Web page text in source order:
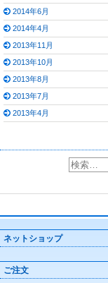
2014年6月
2014年4月
2013年11月
2013年10月
2013年8月
2013年7月
2013年4月
ネットショップ
ご注文